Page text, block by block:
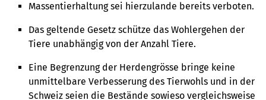
Massentierhaltung sei hierzulande bereits verboten.
Das geltende Gesetz schütze das Wohlergehen der
Tiere unabhängig von der Anzahl Tiere.
Eine Begrenzung der Herdengrösse bringe keine
unmittelbare Verbesserung des Tierwohls und in der
Schweiz seien die Bestände sowieso vergleichsweise